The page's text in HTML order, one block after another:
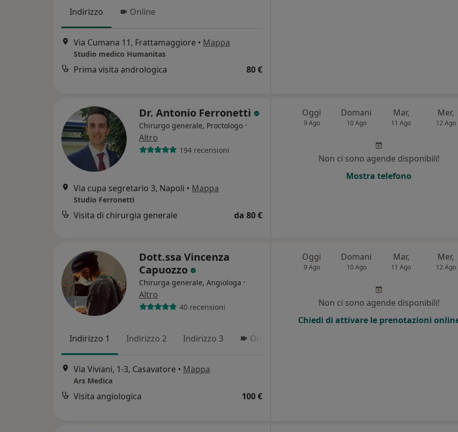
Indirizzo Online
Via Cumana 11, Frattamaggiore • Mappa
Studio medico Humanitas
Prima visita andrologica 80 €
Dr. Antonio Ferronetti
Chirurgo generale, Proctologo ·
Altro
194 recensioni
Via cupa segretario 3, Napoli • Mappa
Studio Ferronetti
Visita di chirurgia generale da 80 €
Oggi
9 Ago
Domani
10 Ago
Mar,
11 Ago
Mer,
12 Ago
Non ci sono agende disponibili!
Mostra telefono
Dott.ssa Vincenza
Capuozzo
Chirurga generale, Angiologa ·
Altro
40 recensioni
Indirizzo 1 Indirizzo 2 Indirizzo 3 Online
Via Viviani, 1-3, Casavatore • Mappa
Ars Medica
Visita angiologica 100 €
Oggi
9 Ago
Domani
10 Ago
Mar,
11 Ago
Mer,
12 Ago
Non ci sono agende disponibili!
Chiedi di attivare le prenotazioni